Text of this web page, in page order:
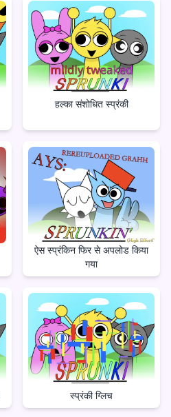
हल्का संशोधित स्प्रंकी
ऐस स्प्रंकिन फिर से अपलोड किया
गया
स्प्रंकी ग्लिच